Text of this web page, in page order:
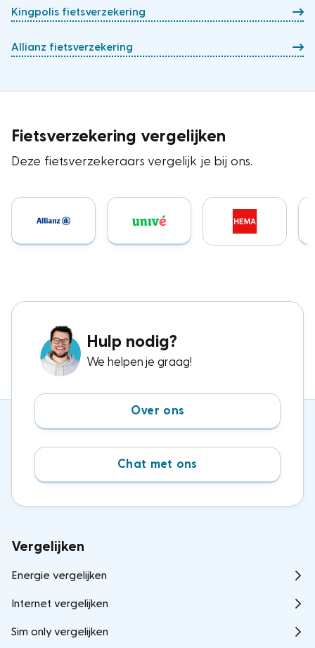
Kingpolis fietsverzekering
Allianz fietsverzekering
Fietsverzekering vergelijken
Deze fietsverzekeraars vergelijk je bij ons.
Hulp nodig?
We helpen je graag!
Over ons
Chat met ons
Vergelijken
Energie vergelijken
Internet vergelijken
Sim only vergelijken